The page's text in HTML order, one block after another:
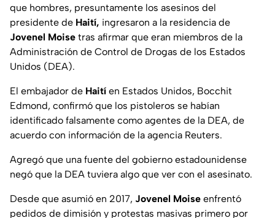
que hombres, presuntamente los asesinos del
presidente de Haití, ingresaron a la residencia de
Jovenel Moise tras afirmar que eran miembros de la
Administración de Control de Drogas de los Estados
Unidos (DEA).
El embajador de Haití en Estados Unidos, Bocchit
Edmond, confirmó que los pistoleros se habían
identificado falsamente como agentes de la DEA, de
acuerdo con información de la agencia Reuters.
Agregó que una fuente del gobierno estadounidense
negó que la DEA tuviera algo que ver con el asesinato.
Desde que asumió en 2017, Jovenel Moise enfrentó
pedidos de dimisión y protestas masivas primero por